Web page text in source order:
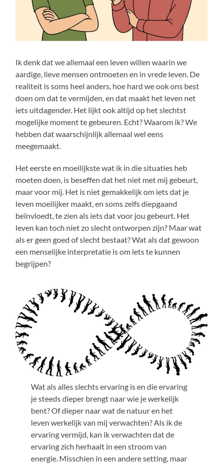
Ik denk dat we allemaal een leven willen waarin we
aardige, lieve mensen ontmoeten en in vrede leven. De
realiteit is soms heel anders, hoe hard we ook ons best
doen om dat te vermijden, en dat maakt het leven net
iets uitdagender. Het lijkt ook altijd op het slechtst
mogelijke moment te gebeuren. Echt? Waarom ik? We
hebben dat waarschijnlijk allemaal wel eens
meegemaakt.
Het eerste en moeilijkste wat ik in die situaties heb
moeten doen, is beseffen dat het niet met mij gebeurt,
maar voor mij. Het is niet gemakkelijk om iets dat je
leven moeilijker maakt, en soms zelfs diepgaand
beïnvloedt, te zien als iets dat voor jou gebeurt. Het
leven kan toch niet zo slecht ontworpen zijn? Maar wat
als er geen goed of slecht bestaat? Wat als dat gewoon
een menselijke interpretatie is om iets te kunnen
begrijpen?
Wat als alles slechts ervaring is en die ervaring
je steeds dieper brengt naar wie je werkelijk
bent? Of dieper naar wat de natuur en het
leven werkelijk van mij verwachten? Als ik de
ervaring vermijd, kan ik verwachten dat de
ervaring zich herhaalt in een stroom van
energie. Misschien in een andere setting, maar